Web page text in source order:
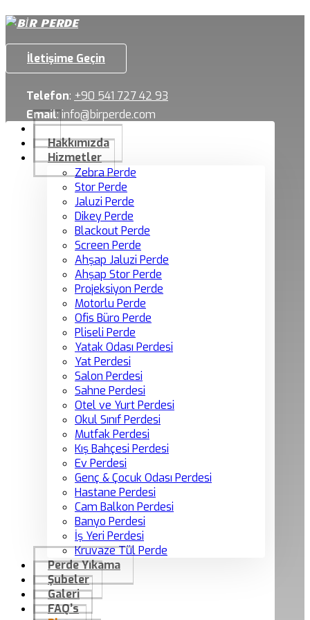
İletişime Geçin
Telefon: +90 541 727 42 93
Email:info@birperde.com
Hakkımızda
Hizmetler
Zebra Perde
Stor Perde
Jaluzi Perde
Dikey Perde
Blackout Perde
Screen Perde
Ahşap Jaluzi Perde
Ahşap Stor Perde
Projeksiyon Perde
Motorlu Perde
Ofis Büro Perde
Pliseli Perde
Yatak Odası Perdesi
Yat Perdesi
Salon Perdesi
Sahne Perdesi
Otel ve Yurt Perdesi
Okul Sınıf Perdesi
Mutfak Perdesi
Kış Bahçesi Perdesi
Ev Perdesi
Genç & Çocuk Odası Perdesi
Hastane Perdesi
Cam Balkon Perdesi
Banyo Perdesi
İş Yeri Perdesi
Kruvaze Tül Perde
Perde Yıkama
Şubeler
Galeri
FAQ’s